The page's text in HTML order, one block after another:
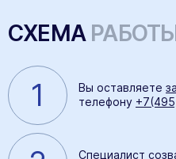
СХЕМА
1 Вы оставляете
телефону
Специалист